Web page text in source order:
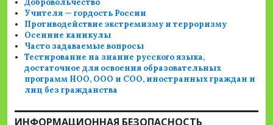
Добровольчество
Учителя — гордость России
Противодействие экстремизму и терроризму
Осенние каникулы
Часто задаваемые вопросы
Тестирование на знание русского языка,
достаточное для освоения образовательных
программ НОО, ООО и СОО, иностранных граждан и
лиц без гражданства
ИНФОРМАЦИОННАЯ БЕЗОПАСНОСТЬ